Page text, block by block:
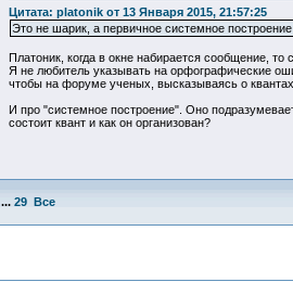
Цитата: platonik от 13 Января 2015, 21:57:25
Это не шарик, а первичное системное
Платоник, когда в окне набирается сообщение,
Я не любитель указывать на орфографические
чтобы на форуме ученых, высказываясь о
И про "системное построение". Оно
состоит квант и как он организован?
... 29 Все